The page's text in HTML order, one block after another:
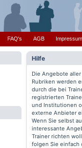
FAQ's AGB Impressum
Hilfe
Die Angebote aller
Rubriken werden
durch die bei
registrierten
und Institutionen
externe Anbieter
Wenn Sie selbst
interessante
Trainer richten
folgen Sie einfach